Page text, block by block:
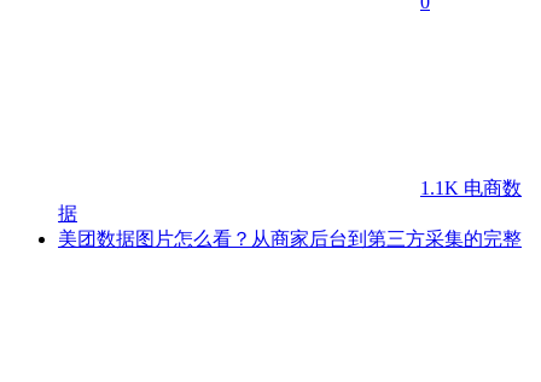
1.1K 电商数
据
美团数据图片怎么看？从商家后台到第三方采集的完整